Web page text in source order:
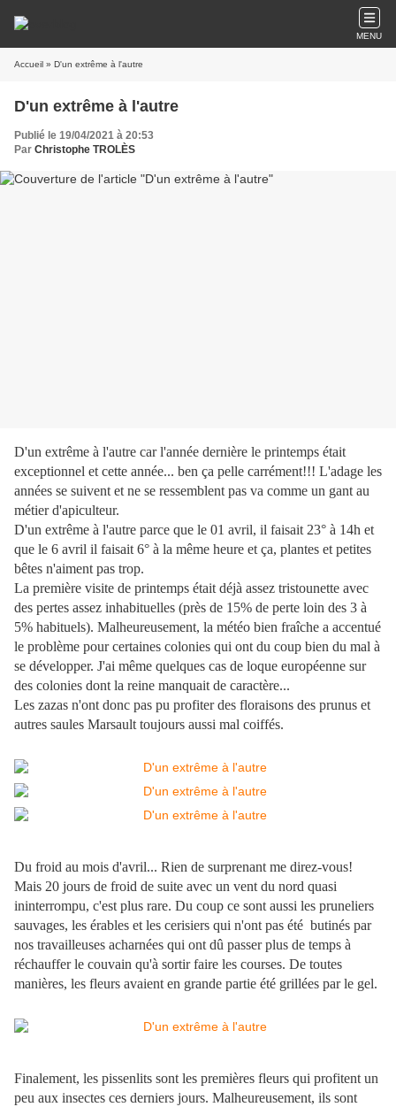
MENU
Accueil » D'un extrême à l'autre
D'un extrême à l'autre
Publié le 19/04/2021 à 20:53
Par Christophe TROLÈS
D'un extrême à l'autre car l'année dernière le printemps était
exceptionnel et cette année... ben ça pelle carrément!!! L'adage les
années se suivent et ne se ressemblent pas va comme un gant au
métier d'apiculteur.
D'un extrême à l'autre parce que le 01 avril, il faisait 23° à 14h et
que le 6 avril il faisait 6° à la même heure et ça, plantes et petites
bêtes n'aiment pas trop.
La première visite de printemps était déjà assez tristounette avec
des pertes assez inhabituelles (près de 15% de perte loin des 3 à
5% habituels). Malheureusement, la météo bien fraîche a accentué
le problème pour certaines colonies qui ont du coup bien du mal à
se développer. J'ai même quelques cas de loque européenne sur
des colonies dont la reine manquait de caractère...
Les zazas n'ont donc pas pu profiter des floraisons des prunus et
autres saules Marsault toujours aussi mal coiffés.
Du froid au mois d'avril... Rien de surprenant me direz-vous!
Mais 20 jours de froid de suite avec un vent du nord quasi
ininterrompu, c'est plus rare. Du coup ce sont aussi les pruneliers
sauvages, les érables et les cerisiers qui n'ont pas été butinés par
nos travailleuses acharnées qui ont dû passer plus de temps à
réchauffer le couvain qu'à sortir faire les courses. De toutes
manières, les fleurs avaient en grande partie été grillées par le gel.
Finalement, les pissenlits sont les premières fleurs qui profitent un
peu aux insectes ces derniers jours. Malheureusement, ils sont